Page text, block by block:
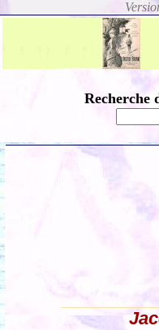
Recherche